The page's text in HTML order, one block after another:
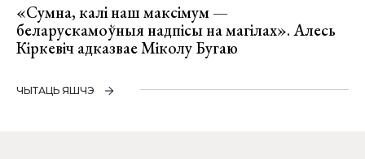
«Сумна, калі наш максімум —
беларускамоўныя надпісы на магілах». Алесь
Кіркевіч адказвае Міколу Бугаю
ЧЫТАЦЬ ЯШЧЭ